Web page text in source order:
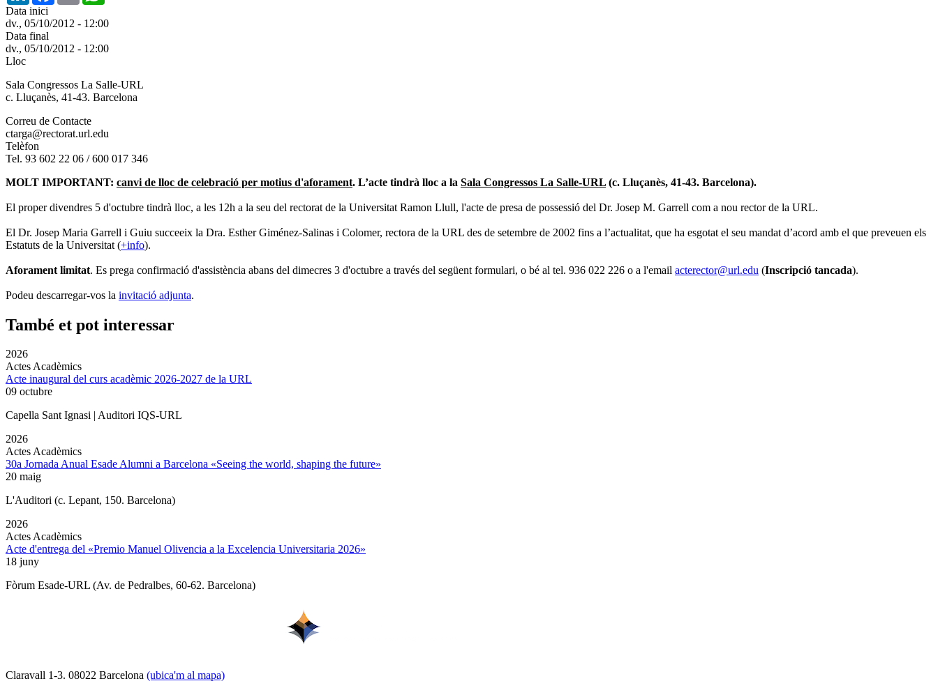
Data inici
dv., 05/10/2012 - 12:00
Data final
dv., 05/10/2012 - 12:00
Lloc
Sala Congressos La Salle-URL
c. Lluçanès, 41-43. Barcelona
Correu de Contacte
ctarga@rectorat.url.edu
Telèfon
Tel. 93 602 22 06 / 600 017 346
MOLT IMPORTANT: canvi de lloc de celebració per motius d'aforament. L’acte tindrà lloc a la Sala Congressos La Salle-URL (c. Lluçanès, 41-43. Barcelona).
El proper divendres 5 d'octubre tindrà lloc, a les 12h a la seu del rectorat de la Universitat Ramon Llull, l'acte de presa de possessió del Dr. Josep M. Garrell com a nou rector de la URL.
El Dr. Josep Maria Garrell i Guiu succeeix la Dra. Esther Giménez-Salinas i Colomer, rectora de la URL des de setembre de 2002 fins a l’actualitat, que ha esgotat el seu mandat d’acord amb el que preveuen els
Estatuts de la Universitat (+info).
Aforament limitat. Es prega confirmació d'assistència abans del dimecres 3 d'octubre a través del següent formulari, o bé al tel. 936 022 226 o a l'email acterector@url.edu (Inscripció tancada).
Podeu descarregar-vos la invitació adjunta.
També et pot interessar
2026
Actes Acadèmics
Acte inaugural del curs acadèmic 2026-2027 de la URL
09 octubre
Capella Sant Ignasi | Auditori IQS-URL
2026
Actes Acadèmics
30a Jornada Anual Esade Alumni a Barcelona «Seeing the world, shaping the future»
20 maig
L'Auditori (c. Lepant, 150. Barcelona)
2026
Actes Acadèmics
Acte d'entrega del «Premio Manuel Olivencia a la Excelencia Universitaria 2026»
18 juny
Fòrum Esade-URL (Av. de Pedralbes, 60-62. Barcelona)
Claravall 1-3. 08022 Barcelona (ubica'm al mapa)